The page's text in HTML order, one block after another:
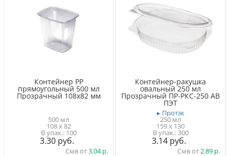
Контейнер PP
прямоугольный 500 мл
Прозрачный 108x82 мм
500 мл
108 x 82
100
3.30
Смв от3.04
Контейнер-ракушка
овальный 250 мл
Прозрачный ПР-РКС-250 АВ
ПЭТ
▸ Протэк
250 мл
159 x 130
300
3.14
Смв от2.89